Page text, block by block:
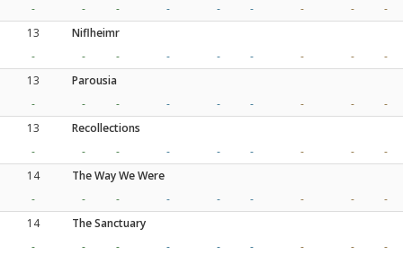
-
- - - - - - -
-
13
Niflheimr
-
- - - - - - -
-
13
Parousia
-
- - - - - - -
-
13
Recollections
-
- - - - - - -
-
14
The Way We Were
-
- - - - - - -
-
14
The Sanctuary
-
- - - - - - -
-